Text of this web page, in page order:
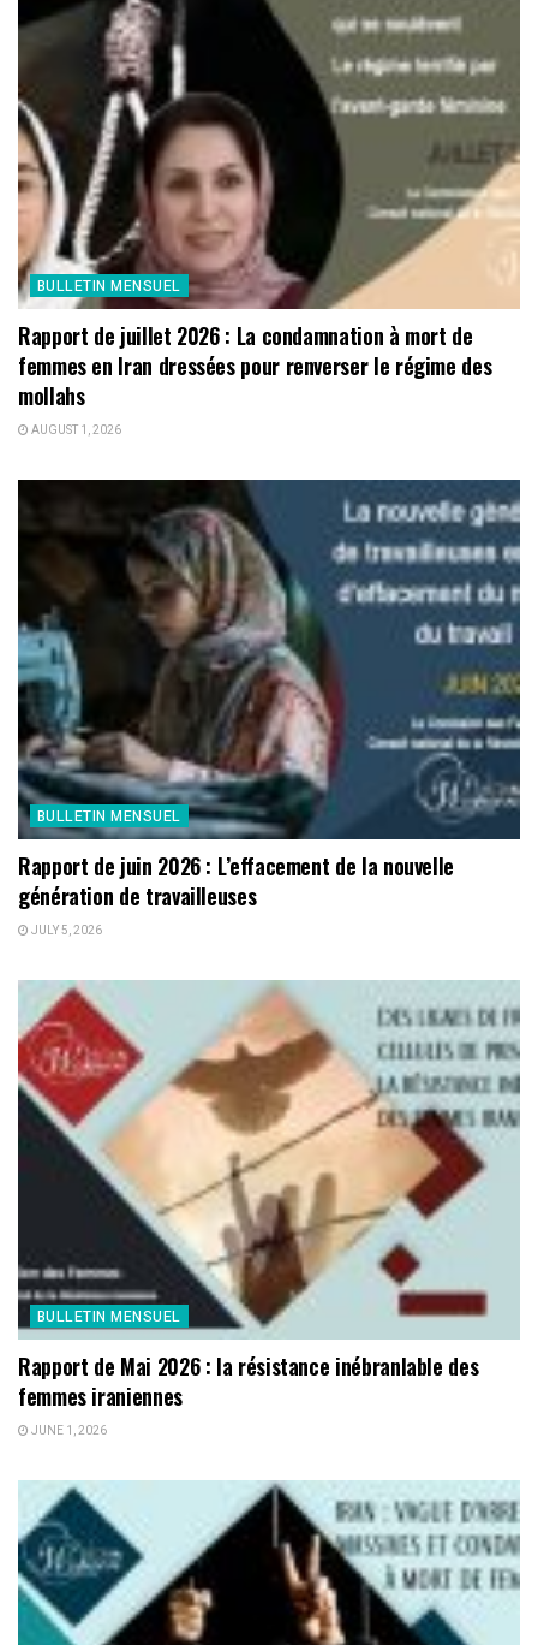
BULLETIN MENSUEL
Rapport de juillet 2026 : La condamnation à mort de
femmes en Iran dressées pour renverser le régime des
mollahs
AUGUST 1, 2026
BULLETIN MENSUEL
Rapport de juin 2026 : L’effacement de la nouvelle
génération de travailleuses
JULY 5, 2026
BULLETIN MENSUEL
Rapport de Mai 2026 : la résistance inébranlable des
femmes iraniennes
JUNE 1, 2026